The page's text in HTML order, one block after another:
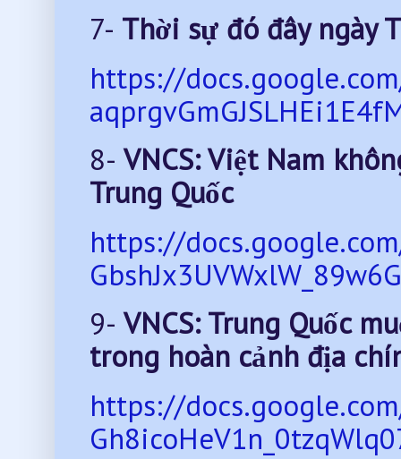
7- Thời sự đó đây ngày
https://
8- VNCS: Việt Nam
Trung Quốc
https://
9- VNCS: Trung Quốc
trong hoàn cảnh địa
https://